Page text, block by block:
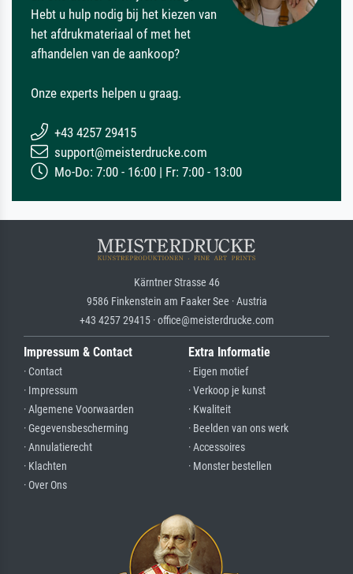
Hebt u hulp nodig bij het kiezen van
het afdrukmateriaal of met het
afhandelen van de aankoop?
Onze experts helpen u graag.
+43 4257 29415
support@meisterdrucke.com
Mo-Do: 7:00 - 16:00 | Fr: 7:00 - 13:00
Kärntner Strasse 46
9586 Finkenstein am Faaker See · Austria
+43 4257 29415 · office@meisterdrucke.com
Impressum & Contact
· Contact
· Impressum
· Algemene Voorwaarden
· Gegevensbescherming
· Annulatierecht
· Klachten
· Over Ons
Extra Informatie
· Eigen motief
· Verkoop je kunst
· Kwaliteit
· Beelden van ons werk
· Accessoires
· Monster bestellen